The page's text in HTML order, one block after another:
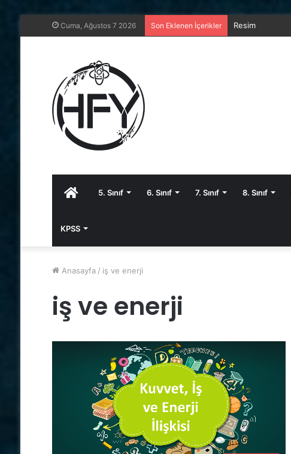
Cuma, Ağustos 7 2026 Son Eklenen İçerikler Resim
Anasayfa5. Sınıf 6. Sınıf 7. Sınıf 8. Sınıf
KPSS
Anasayfa / iş ve enerji
iş ve enerji